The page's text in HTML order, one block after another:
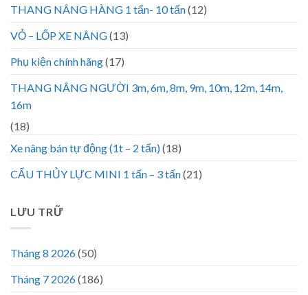
THANG NÂNG HÀNG 1 tấn- 10 tấn(12)
VỎ – LỐP XE NÂNG(13)
Phụ kiện chính hãng(17)
THANG NÂNG NGƯỜI 3m, 6m, 8m, 9m, 10m, 12m, 14m,
16m
(18)
Xe nâng bán tự động (1t – 2 tấn)(18)
CẨU THỦY LỰC MINI 1 tấn – 3 tấn(21)
LƯU TRỮ
Tháng 8 2026(50)
Tháng 7 2026(186)